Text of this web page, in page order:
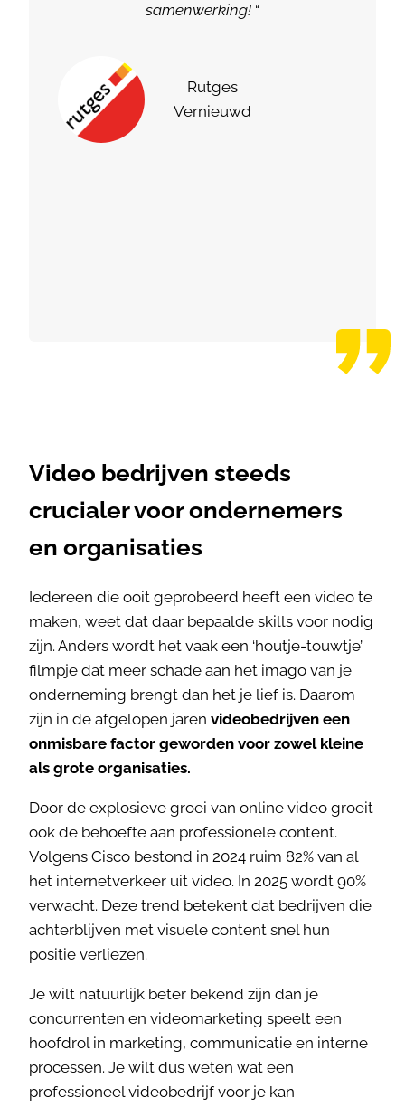
samenwerking! “
Rutges
Vernieuwd
Video bedrijven steeds
crucialer voor ondernemers
en organisaties
Iedereen die ooit geprobeerd heeft een video te
maken, weet dat daar bepaalde skills voor nodig
zijn. Anders wordt het vaak een ‘houtje-touwtje’
filmpje dat meer schade aan het imago van je
onderneming brengt dan het je lief is. Daarom
zijn in de afgelopen jaren videobedrijven een
onmisbare factor geworden voor zowel kleine
als grote organisaties.
Door de explosieve groei van online video groeit
ook de behoefte aan professionele content.
Volgens Cisco bestond in 2024 ruim 82% van al
het internetverkeer uit video. In 2025 wordt 90%
verwacht. Deze trend betekent dat bedrijven die
achterblijven met visuele content snel hun
positie verliezen.
Je wilt natuurlijk beter bekend zijn dan je
concurrenten en videomarketing speelt een
hoofdrol in marketing, communicatie en interne
processen. Je wilt dus weten wat een
professioneel videobedrijf voor je kan